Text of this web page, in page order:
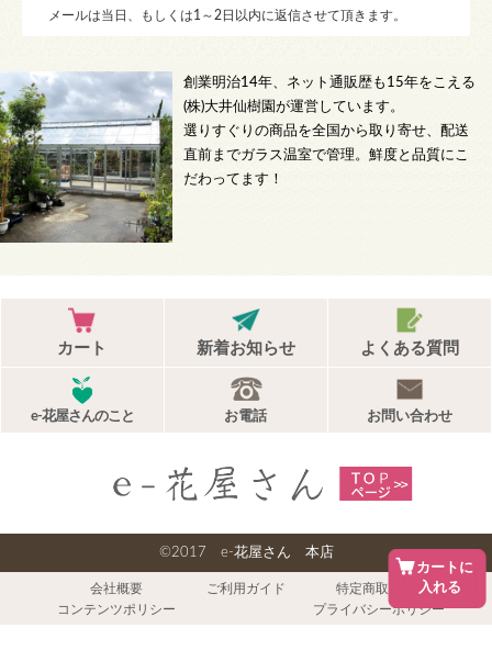
メールは当日、もしくは1～2日以内に返信させて頂きます。
創業明治14年、ネット通販歴も15年をこえる
(株)大井仙樹園が運営しています。
選りすぐりの商品を全国から取り寄せ、配送
直前までガラス温室で管理。鮮度と品質にこ
だわってます！
カート 新着お知らせ よくある質問
e-花屋さんのこと お電話 お問い合わせ
©2017 e-花屋さん 本店
会社概要 ご利用ガイド
特定商取引法
コンテンツポリシー
プライバシーポリシー
カートに
入れる